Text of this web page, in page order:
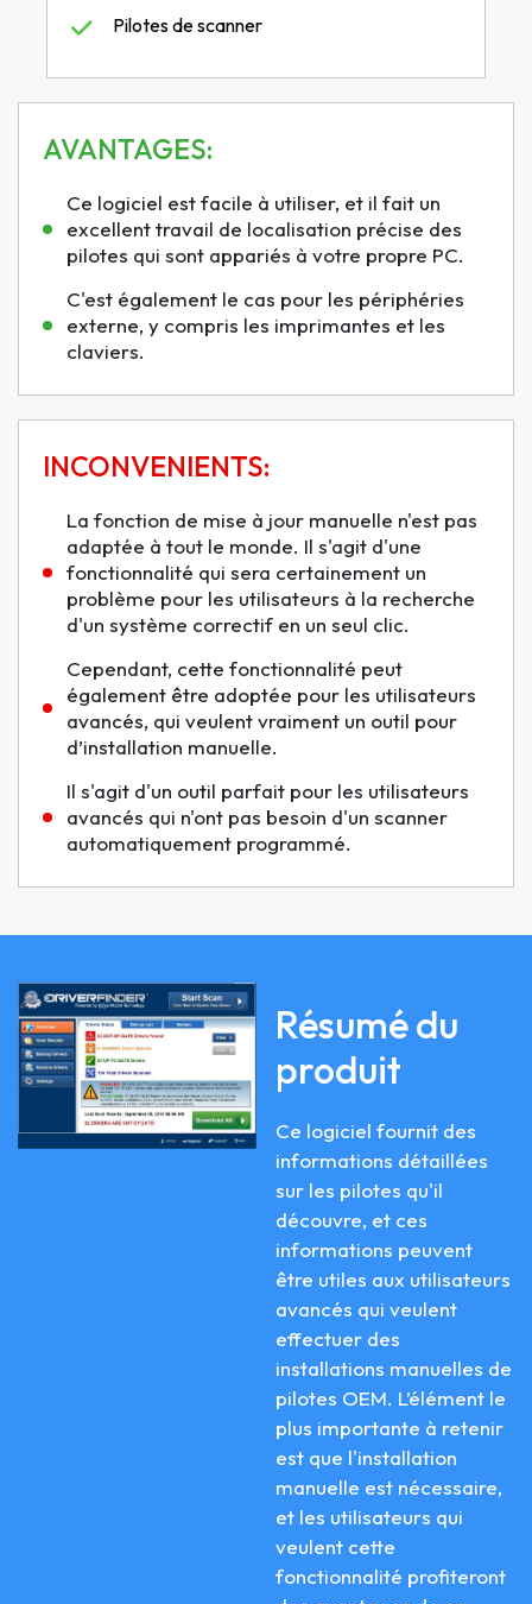
Pilotes de scanner
AVANTAGES:
Ce logiciel est facile à utiliser, et il fait un
excellent travail de localisation précise des
pilotes qui sont appariés à votre propre PC.
C'est également le cas pour les périphéries
externe, y compris les imprimantes et les
claviers.
INCONVENIENTS:
La fonction de mise à jour manuelle n'est pas
adaptée à tout le monde. Il s'agit d'une
fonctionnalité qui sera certainement un
problème pour les utilisateurs à la recherche
d'un système correctif en un seul clic.
Cependant, cette fonctionnalité peut
également être adoptée pour les utilisateurs
avancés, qui veulent vraiment un outil pour
d’installation manuelle.
Il s'agit d'un outil parfait pour les utilisateurs
avancés qui n'ont pas besoin d'un scanner
automatiquement programmé.
Résumé du
produit
Ce logiciel fournit des
informations détaillées
sur les pilotes qu'il
découvre, et ces
informations peuvent
être utiles aux utilisateurs
avancés qui veulent
effectuer des
installations manuelles de
pilotes OEM. L’élément le
plus importante à retenir
est que l'installation
manuelle est nécessaire,
et les utilisateurs qui
veulent cette
fonctionnalité profiteront